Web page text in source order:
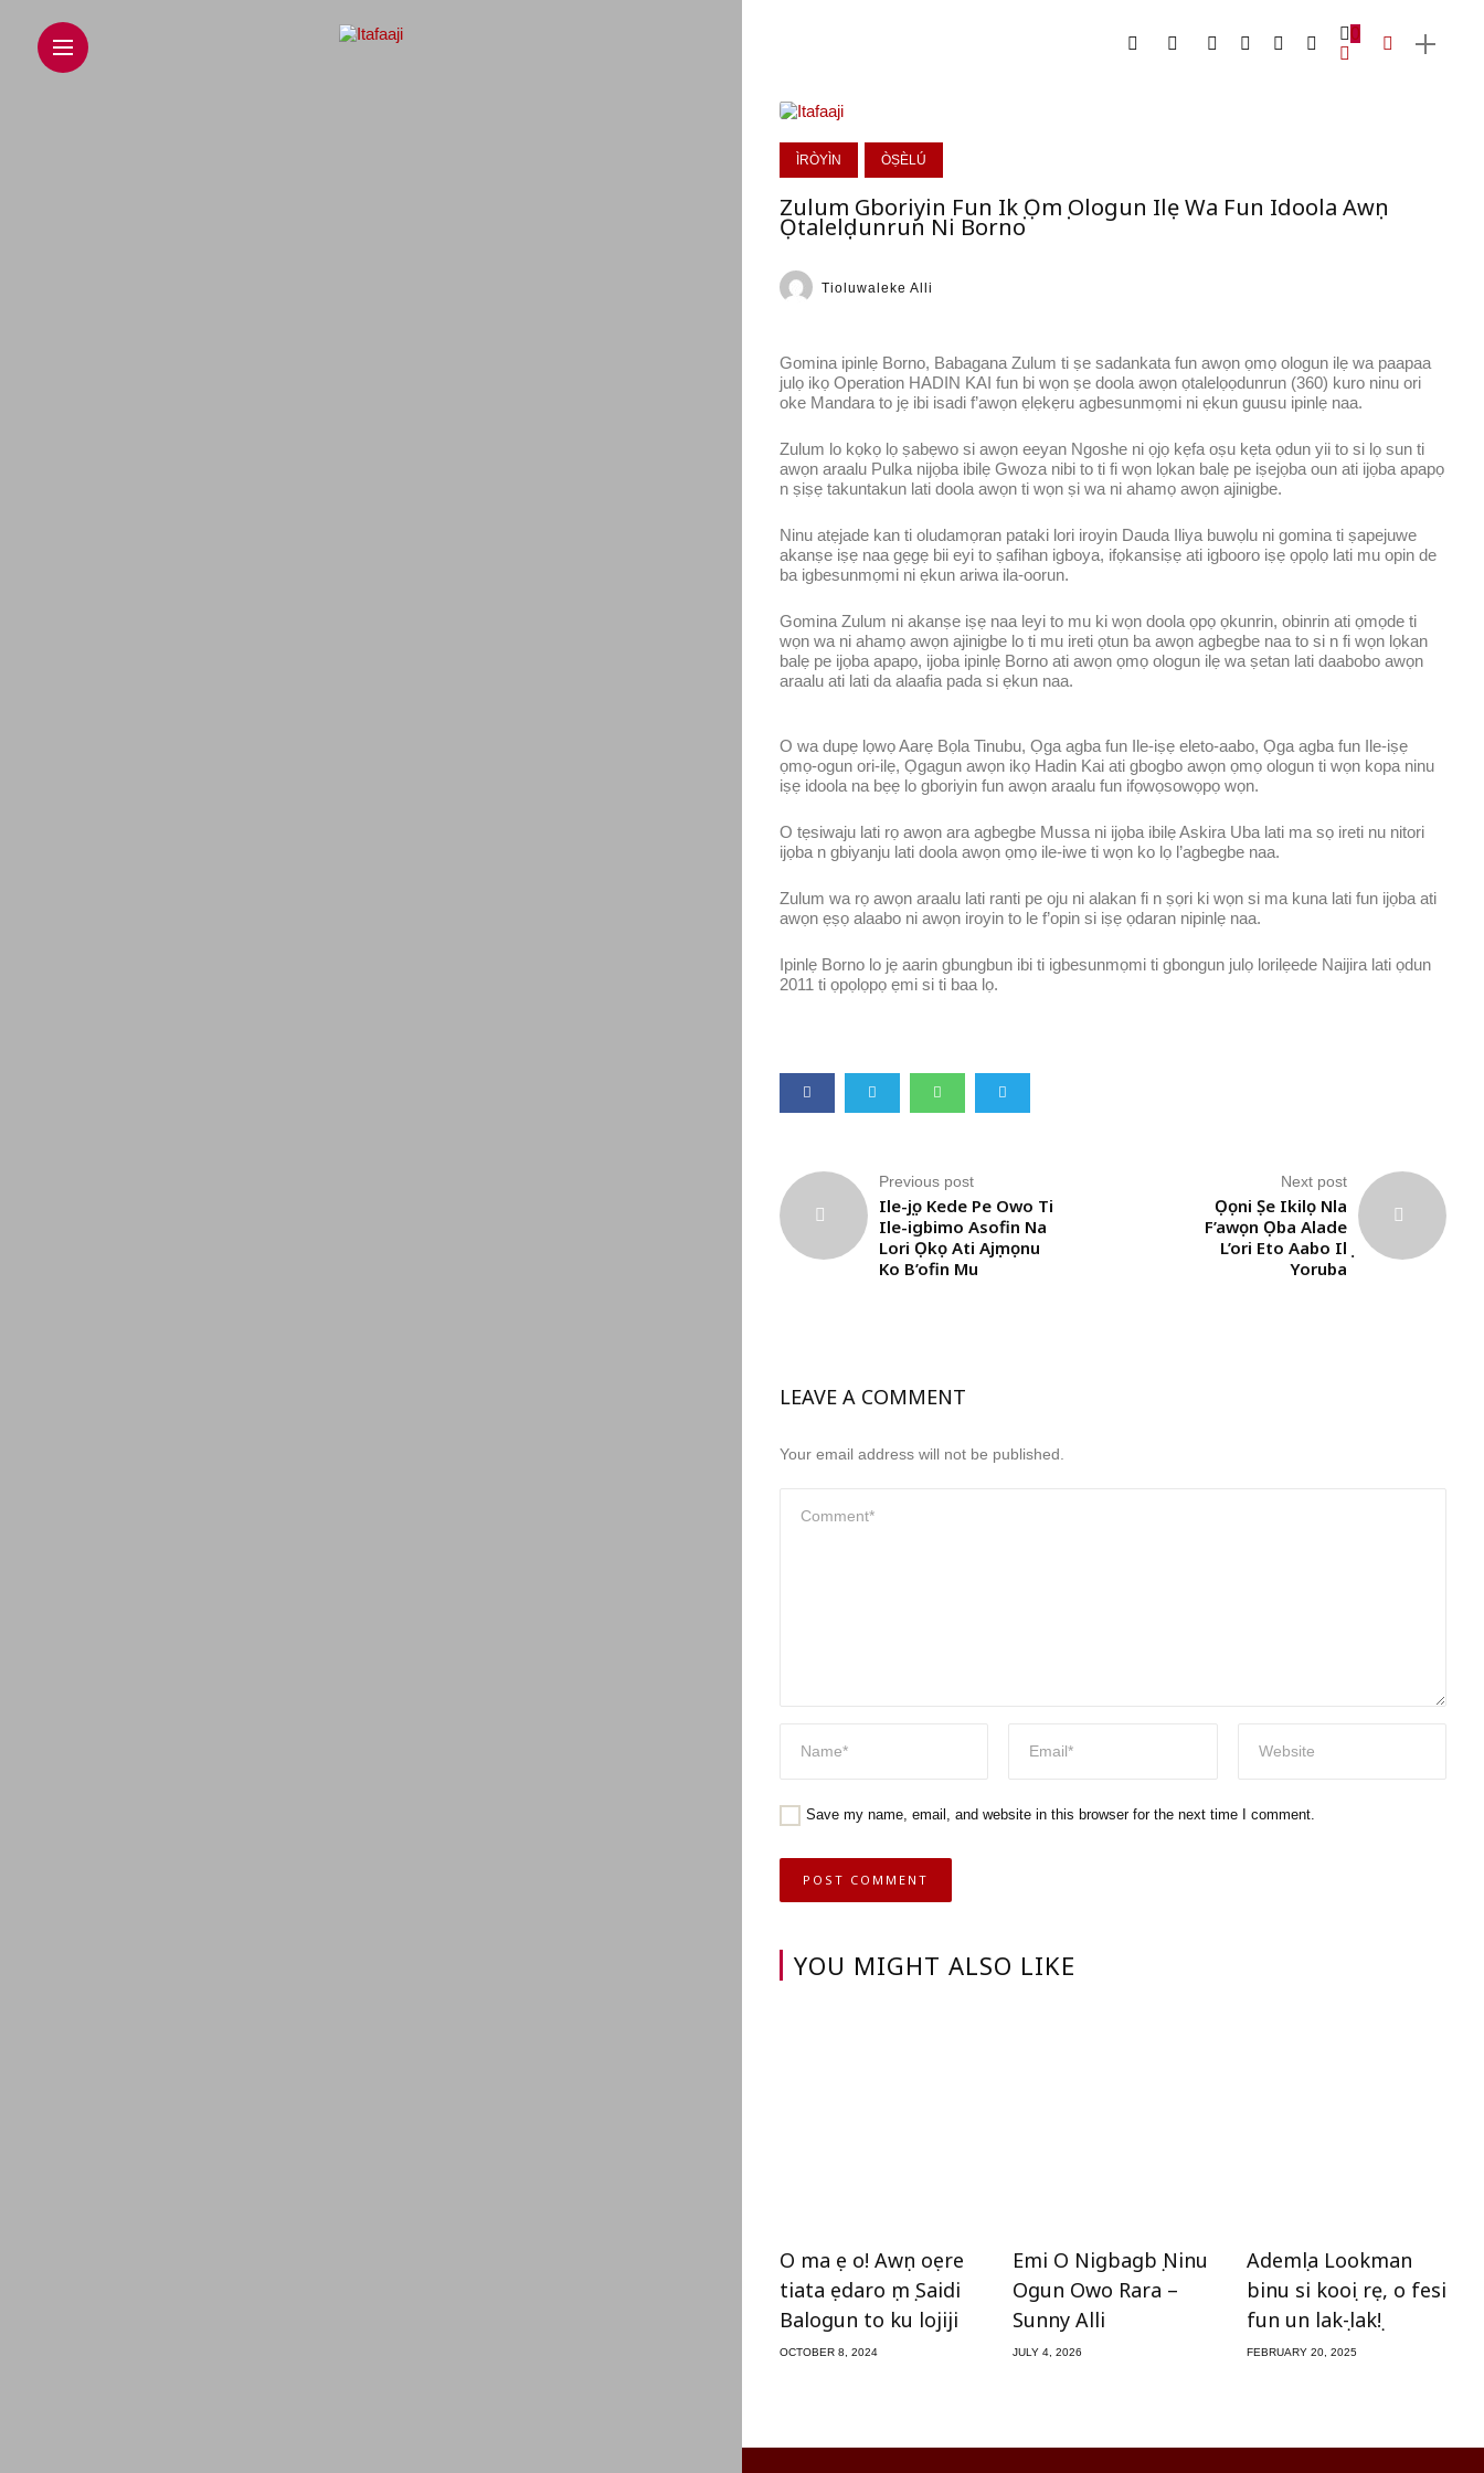
0
ÌRÒYÌN ÒṢÈLÚ
Zulum Gboriyin Fun Ikọ Ọmọ Ologun Ilẹ Wa Fun Idoola Awọn
Ọtalelọọdunrun Ni Borno
Tioluwaleke Alli
Gomina ipinlẹ Borno, Babagana Zulum ti ṣe sadankata fun awọn ọmọ ologun ilẹ wa paapaa
julọ ikọ Operation HADIN KAI fun bi wọn ṣe doola awọn ọtalelọọdunrun (360) kuro ninu ori
oke Mandara to jẹ ibi isadi f’awọn ẹlẹkẹru agbesunmọmi ni ẹkun guusu ipinlẹ naa.
Zulum lo kọkọ lọ ṣabẹwo si awọn eeyan Ngoshe ni ọjọ kẹfa oṣu kẹta ọdun yii to si lọ sun ti
awọn araalu Pulka nijọba ibilẹ Gwoza nibi to ti fi wọn lọkan balẹ pe iṣejọba oun ati ijọba apapọ
n ṣiṣẹ takuntakun lati doola awọn ti wọn ṣi wa ni ahamọ awọn ajinigbe.
Ninu atẹjade kan ti oludamọran pataki lori iroyin Dauda Iliya buwọlu ni gomina ti ṣapejuwe
akanṣe iṣẹ naa gẹgẹ bii eyi to ṣafihan igboya, ifọkansiṣẹ ati igbooro iṣẹ ọpọlọ lati mu opin de
ba igbesunmọmi ni ẹkun ariwa ila-oorun.
Gomina Zulum ni akanṣe iṣẹ naa leyi to mu ki wọn doola ọpọ ọkunrin, obinrin ati ọmọde ti
wọn wa ni ahamọ awọn ajinigbe lo ti mu ireti ọtun ba awọn agbegbe naa to si n fi wọn lọkan
balẹ pe ijọba apapọ, ijoba ipinlẹ Borno ati awọn ọmọ ologun ilẹ wa ṣetan lati daabobo awọn
araalu ati lati da alaafia pada si ẹkun naa.
O wa dupẹ lọwọ Aarẹ Bọla Tinubu, Ọga agba fun Ile-iṣẹ eleto-aabo, Ọga agba fun Ile-iṣẹ
ọmọ-ogun ori-ilẹ, Ọgagun awọn ikọ Hadin Kai ati gbogbo awọn ọmọ ologun ti wọn kopa ninu
iṣẹ idoola na bẹẹ lo gboriyin fun awọn araalu fun ifọwọsowọpọ wọn.
O tẹsiwaju lati rọ awọn ara agbegbe Mussa ni ijọba ibilẹ Askira Uba lati ma sọ ireti nu nitori
ijọba n gbiyanju lati doola awọn ọmọ ile-iwe ti wọn ko lọ l’agbegbe naa.
Zulum wa rọ awọn araalu lati ranti pe oju ni alakan fi n ṣọri ki wọn si ma kuna lati fun ijọba ati
awọn ẹṣọ alaabo ni awọn iroyin to le f’opin si iṣẹ ọdaran nipinlẹ naa.
Ipinlẹ Borno lo jẹ aarin gbungbun ibi ti igbesunmọmi ti gbongun julọ lorilẹede Naijira lati ọdun
2011 ti ọpọlọpọ ẹmi si ti baa lọ.
Previous post
Ile-ẹjọ Kede Pe Owo Ti
Ile-igbimo Asofin Na
Lori Ọkọ Ati Ajẹmọnu
Ko B’ofin Mu
Next post
Ọọni Ṣe Ikilọ Nla
F’awọn Ọba Alade
L’ori Eto Aabo Ilẹ
Yoruba
LEAVE A COMMENT
Your email address will not be published.
Save my name, email, and website in this browser for the next time I comment.
YOU MIGHT ALSO LIKE
O ma ṣe o! Awọn oṣere
tiata ṣedaro ọmọ Saidi
Balogun to ku lojiji
OCTOBER 8, 2024
Emi O Nigbagbọ Ninu
Ogun Owo Rara –
Sunny Alli
JULY 4, 2026
Ademọla Lookman
binu si kooṣi rẹ, o fesi
fun un lakọ-lakọ!
FEBRUARY 20, 2025